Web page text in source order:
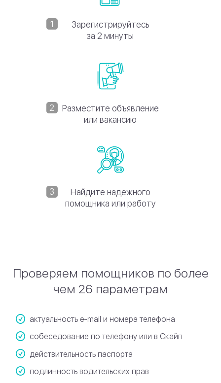
Зарегистрируйтесь
за 2 минуты
Разместите объявление
или вакансию
Найдите надежного
помощника или работу
Проверяем помощников по более
чем 26 параметрам
актуальность e-mail и номера телефона
собеседование по телефону или в Скайп
действительность паспорта
подлинность водительских прав